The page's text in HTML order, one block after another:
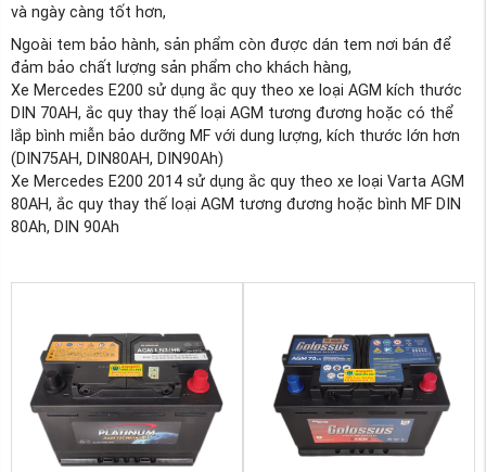
và ngày càng tốt hơn,
Ngoài tem bảo hành, sản phẩm còn được dán tem nơi bán để
đảm bảo chất lượng sản phẩm cho khách hàng,
Xe Mercedes E200 sử dụng ắc quy theo xe loại AGM kích thước
DIN 70AH, ắc quy thay thế loại AGM tương đương hoặc có thể
lắp bình miễn bảo dưỡng MF với dung lượng, kích thước lớn hơn
(DIN75AH, DIN80AH, DIN90Ah)
Xe Mercedes E200 2014 sử dụng ắc quy theo xe loại Varta AGM
80AH, ắc quy thay thế loại AGM tương đương hoặc bình MF DIN
80Ah, DIN 90Ah